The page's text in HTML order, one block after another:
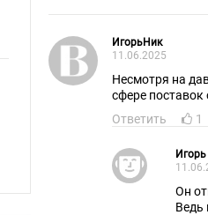
ИгорьНик
11.06.2025
Несмотря на
сфере
Ответить
1
Он
Ведь